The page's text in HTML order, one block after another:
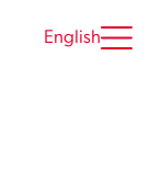
English